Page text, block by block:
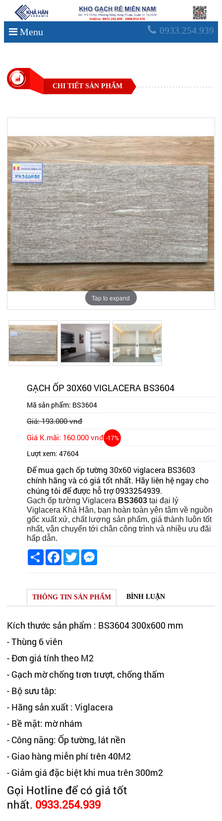
Menu 0933.254.939
CHI TIẾT SẢN PHẨM
Tap to expand
Tap to expand
Tap to expand
GẠCH ỐP 30X60 VIGLACERA BS3604
Mã sản phẩm: BS3604
Giá: 193.000 vnđ
Giá K.mãi: 160.000 vnđ -17%
Lượt xem: 47604
Để mua gạch ốp tường 30x60 viglacera BS3603
chính hãng và có giá tốt nhất. Hãy liên hệ ngay cho
chúng tôi để được hỗ trợ 0933254939.
Gạch ốp tường Viglacera BS3603tại đại lý
Viglacera Khả Hân, bạn hoàn toàn yên tâm về nguồn
gốc xuất xứ, chất lượng sản phẩm, giá thành luôn tốt
nhất, vận chuyển tới chân công trình và nhiều ưu đãi
hấp dẫn.
Share Facebook
Twitter
THÔNG TIN SẢN PHẨM BÌNH LUẬN
Kích thước sản phẩm : BS3604 300x600 mm
- Thùng 6 viên
- Đơn giá tính theo M2
- Gạch mờ chống trơn trượt, chống thấm
- Bộ sưu tâp:
- Hãng sản xuất : Viglacera
- Bề mặt: mờ nhám
- Công năng: Ốp tường, lát nền
- Giao hàng miễn phí trên 40M2
- Giảm giá đặc biệt khi mua trên 300m2
Gọi Hotline để có giá tốt
nhất. 0933.254.939